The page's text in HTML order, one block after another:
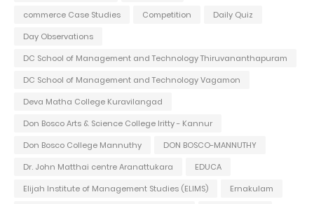
commerce Case Studies
Competition
Daily Quiz
Day Observations
DC School of Management and Technology Thiruvananthapuram
DC School of Management and Technology Vagamon
Deva Matha College Kuravilangad
Don Bosco Arts & Science College Iritty - Kannur
Don Bosco College Mannuthy
DON BOSCO-MANNUTHY
Dr. John Matthai centre Aranattukara
EDUCA
Elijah Institute of Management Studies (ELIMS)
Ernakulam